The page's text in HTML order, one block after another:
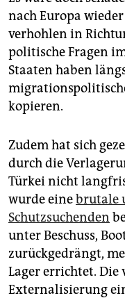
nach Europa
verhohlen in
politische Fragen
Staaten haben
kopieren.
Zudem hat sich
durch die
Türkei nicht
wurde einebrutale
Schutzsuchenden
unter Beschuss,
zurückgedrängt,
Lager errichtet.
Externalisierung